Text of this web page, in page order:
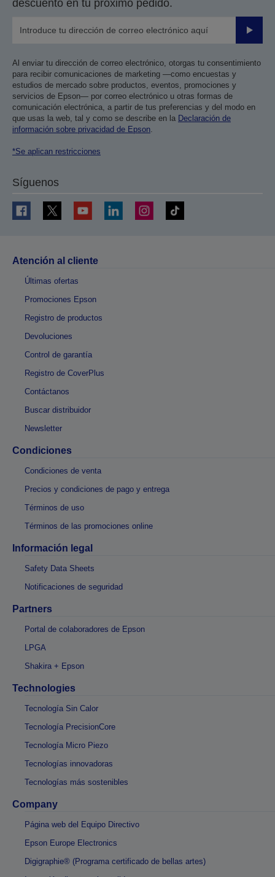
descuento en tu próximo pedido.
Enviar
Al enviar tu dirección de correo electrónico, otorgas tu consentimiento
para recibir comunicaciones de marketing —como encuestas y
estudios de mercado sobre productos, eventos, promociones y
servicios de Epson— por correo electrónico u otras formas de
comunicación electrónica, a partir de tus preferencias y del modo en
que usas la web, tal y como se describe en la Declaración de
información sobre privacidad de Epson.
*Se aplican restricciones
Síguenos
Atención al cliente
Últimas ofertas
Promociones Epson
Registro de productos
Devoluciones
Control de garantía
Registro de CoverPlus
Contáctanos
Buscar distribuidor
Newsletter
Condiciones
Condiciones de venta
Precios y condiciones de pago y entrega
Términos de uso
Términos de las promociones online
Información legal
Safety Data Sheets
Notificaciones de seguridad
Partners
Portal de colaboradores de Epson
LPGA
Shakira + Epson
Technologies
Tecnología Sin Calor
Tecnología PrecisionCore
Tecnología Micro Piezo
Tecnologías innovadoras
Tecnologías más sostenibles
Company
Página web del Equipo Directivo
Epson Europe Electronics
Digigraphie® (Programa certificado de bellas artes)